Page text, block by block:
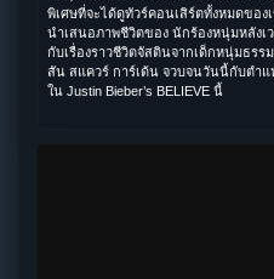
พิเศษที่จะได้ดูทัวร์คอนเสิร์ตทั้งหมดขอ
นำเสนอภาพชีวิตของ นักร้องหนุ่มหลังเ
กับเรื่องราวชีวิตจัสตินจากเด็กหนุ่มธรร
สัน สแควร์ การ์เด้น จวบจนวันนี้กับตำแ
ใน Justin Bieber’s BELIEVE นี้